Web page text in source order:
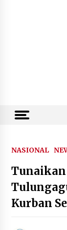
NASIONAL
Tunaikan
Kurban